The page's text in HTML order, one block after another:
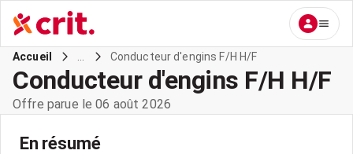
Accueil Conducteur d'engins F/H H/F
Conducteur d'engins F/H H/F
Offre parue le 06 août 2026
En résumé